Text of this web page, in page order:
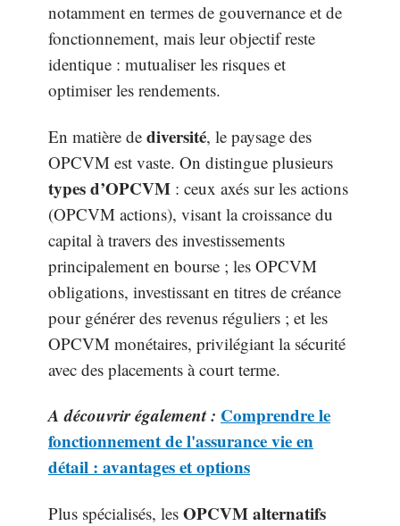
notamment en termes de gouvernance et de
fonctionnement, mais leur objectif reste
identique : mutualiser les risques et
optimiser les rendements.
En matière de diversité, le paysage des
OPCVM est vaste. On distingue plusieurs
types d’OPCVM : ceux axés sur les actions
(OPCVM actions), visant la croissance du
capital à travers des investissements
principalement en bourse ; les OPCVM
obligations, investissant en titres de créance
pour générer des revenus réguliers ; et les
OPCVM monétaires, privilégiant la sécurité
avec des placements à court terme.
A découvrir également : Comprendre le
fonctionnement de l'assurance vie en
détail : avantages et options
Plus spécialisés, les OPCVM alternatifs